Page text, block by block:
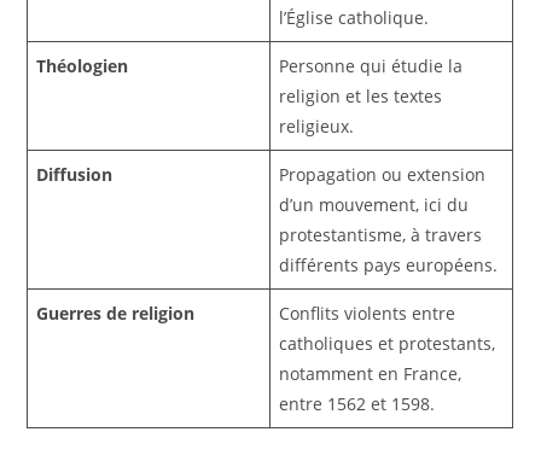
l’Église catholique.
Théologien
Personne qui étudie la
religion et les textes
religieux.
Diffusion
Propagation ou extension
d’un mouvement, ici du
protestantisme, à travers
différents pays européens.
Guerres de religion
Conflits violents entre
catholiques et protestants,
notamment en France,
entre 1562 et 1598.